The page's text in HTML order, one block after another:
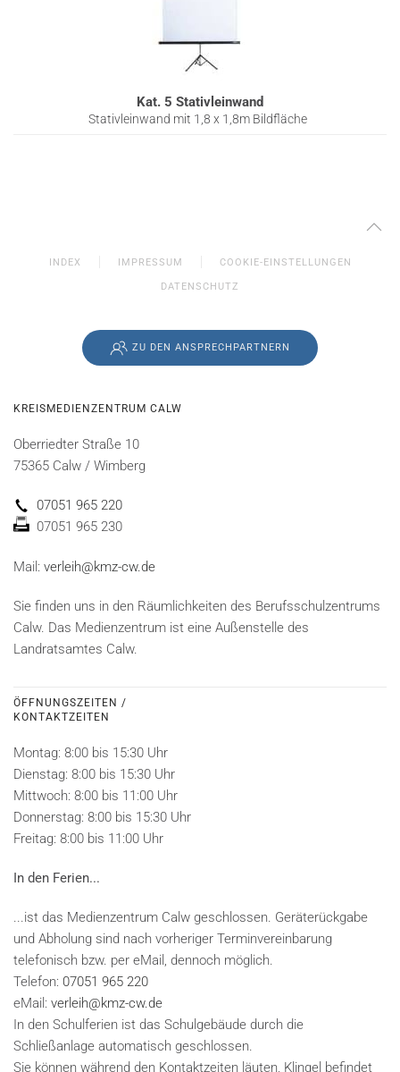
Kat. 5 Stativleinwand
Stativleinwand mit 1,8 x 1,8m Bildfläche
INDEX IMPRESSUM COOKIE-EINSTELLUNGEN
DATENSCHUTZ
ZU DEN ANSPRECHPARTNERN
KREISMEDIENZENTRUM CALW
Oberriedter Straße 10
75365 Calw / Wimberg
07051 965 220
07051 965 230
Mail: verleih@kmz-cw.de
Sie finden uns in den Räumlichkeiten des Berufsschulzentrums
Calw. Das Medienzentrum ist eine Außenstelle des
Landratsamtes Calw.
ÖFFNUNGSZEITEN /
KONTAKTZEITEN
Montag: 8:00 bis 15:30 Uhr
Dienstag: 8:00 bis 15:30 Uhr
Mittwoch: 8:00 bis 11:00 Uhr
Donnerstag: 8:00 bis 15:30 Uhr
Freitag: 8:00 bis 11:00 Uhr
In den Ferien...
...ist das Medienzentrum Calw geschlossen. Geräterückgabe
und Abholung sind nach vorheriger Terminvereinbarung
telefonisch bzw. per eMail, dennoch möglich.
Telefon: 07051 965 220
eMail: verleih@kmz-cw.de
In den Schulferien ist das Schulgebäude durch die
Schließanlage automatisch geschlossen.
Sie können während den Kontaktzeiten läuten, Klingel befindet